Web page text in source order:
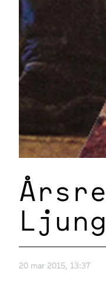
20 mar 2015, 13:37